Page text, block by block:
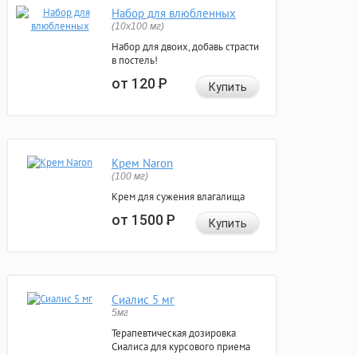
Набор для влюбленных
(10х100 мг)
Набор для двоих, добавь страсти
в постель!
от 120Р Купить
Крем Naron
(100 мг)
Крем для сужения влагалища
от 1500Р Купить
Сиалис 5 мг
5мг
Терапевтическая дозировка
Сиалиса для курсового приема